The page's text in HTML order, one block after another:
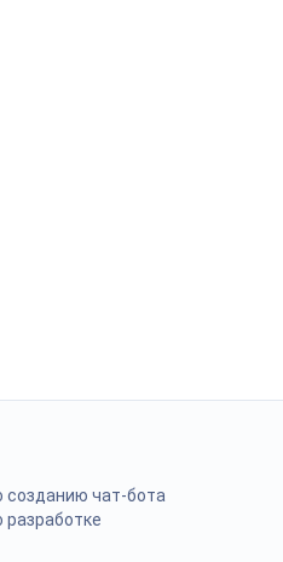
созданию чат-бота
разработке